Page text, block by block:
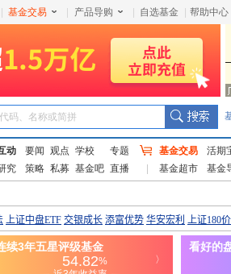
基金交易 产品导购 自选基金 帮助中心
码、名称或简拼
动 要闻 观点 学校
专题
究
策略 私募 基金吧 直播
基金交易 活期
基金超市
基金